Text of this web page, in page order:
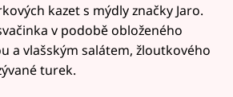
kazet s mýdly značky Jaro.
v podobě obloženého
a vlašským salátem, žloutkového
turek.